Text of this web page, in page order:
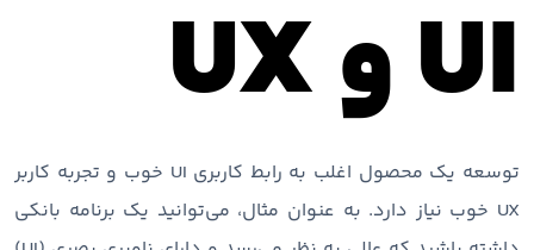
UI و UX
توسعه یک محصول اغلب به رابط کاربری UI خوب و تجربه کاربر
UX خوب نیاز دارد. به عنوان مثال، می‌توانید یک برنامه بانکی